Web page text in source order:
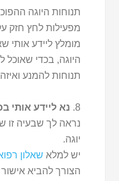
תנוחות היוגה
מפעילות לחץ חזק
מומלץ ליידע אותי
היוגה, בכדי שאוכל
תנוחות להמנע
8. נא ליידע אותי
נראה לך שבעיה זו
יוגה.
יש למלא שאלון
הצורך להביא